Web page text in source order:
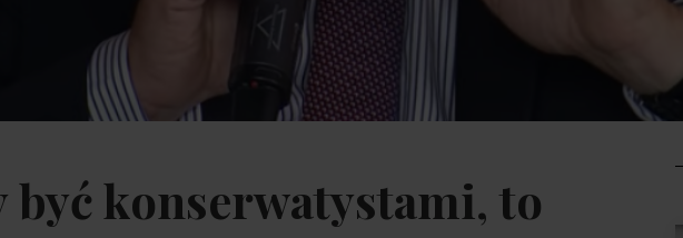
być konserwatystami, to